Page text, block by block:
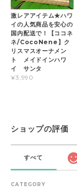
激レアアイテム★ハワ
イの人気商品を安心の
国内配送で！【ココネ
ネ/CocoNene】ク
リスマスオーナメン
ト メイドインハワ
イ サンタ
¥3,990
ショップの評価
すべて
CATEGORY